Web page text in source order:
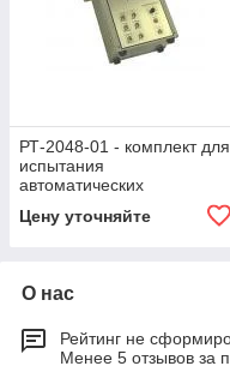
РТ-2048-01 - комплект для
испытания
автоматических
Цену уточняйте
О нас
Рейтинг не
Менее 5 отзывов за